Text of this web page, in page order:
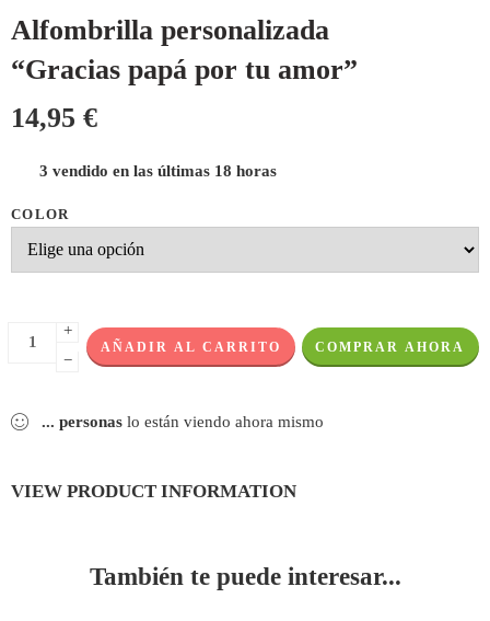
Alfombrilla personalizada
“Gracias papá por tu amor”
14,95 €
3 vendido en las últimas 18 horas
COLOR
+
−
AÑADIR AL CARRITO COMPRAR AHORA
... personas lo están viendo ahora mismo
VIEW PRODUCT INFORMATION
También te puede interesar...